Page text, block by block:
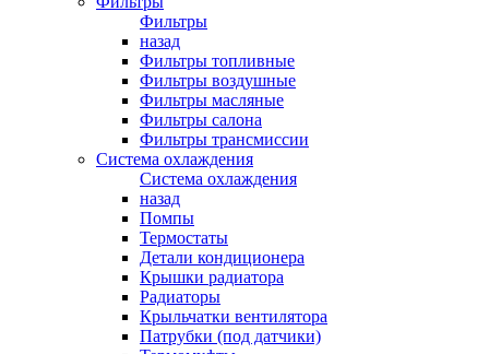
Фильтры
назад
Фильтры топливные
Фильтры воздушные
Фильтры масляные
Фильтры салона
Фильтры трансмиссии
Система охлаждения
Система охлаждения
назад
Помпы
Термостаты
Детали кондиционера
Крышки радиатора
Радиаторы
Крыльчатки вентилятора
Патрубки (под датчики)